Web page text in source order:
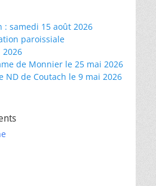
: samedi 15 août 2026
paroissiale
2026
de Monnier le 25 mai 2026
ND de Coutach le 9 mai 2026